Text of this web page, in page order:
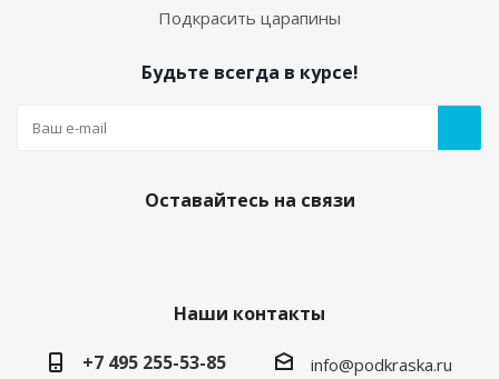
Подкрасить царапины
Будьте всегда в курсе!
Оставайтесь на связи
Наши контакты
+7 495 255-53-85
info@podkraska.ru